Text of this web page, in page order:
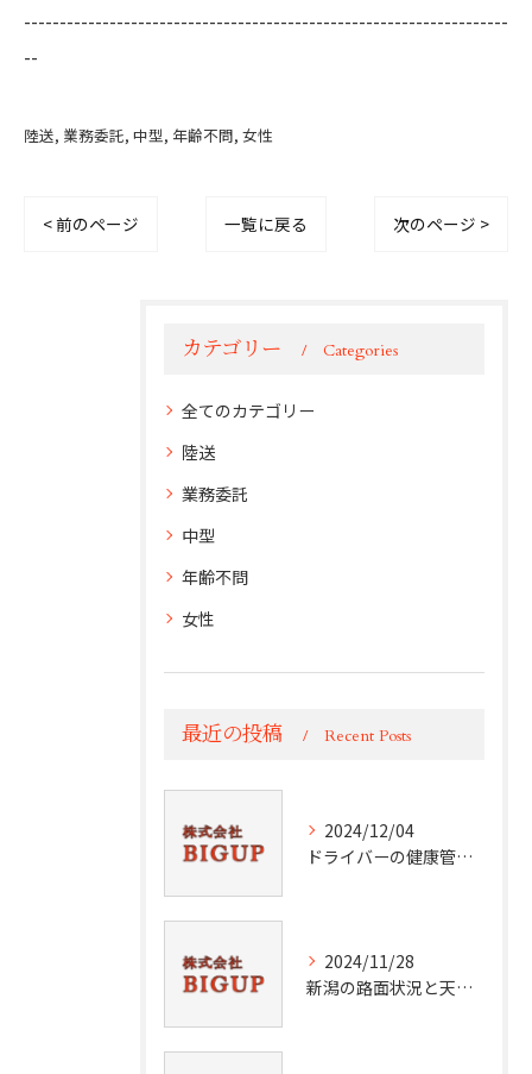
--------------------------------------------------------------------
--
陸送 業務委託 中型 年齢不問 女性
< 前のページ 一覧に戻る 次のページ >
カテゴリー Categories
全てのカテゴリー
陸送
業務委託
中型
年齢不問
女性
最近の投稿 Recent Posts
2024/12/04
ドライバーの健康管理術
2024/11/28
新潟の路面状況と天候分析